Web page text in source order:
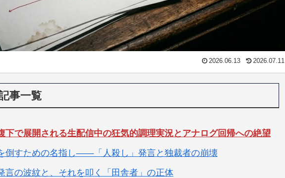
2026.06.13 2026.07.11
事一覧
下で展開される生配信中の狂気的調理実況とアナログ回帰への絶望
倒すための名指し――「人殺し」発言と独裁者の崩壊
言の波紋と、それを叩く「田舎者」の正体